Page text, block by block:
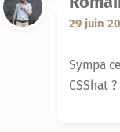
29 juin
Sympa
CSShat ?